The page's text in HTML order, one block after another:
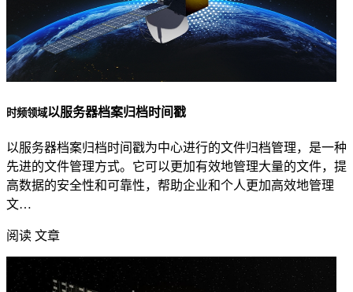
时频领域以服务器档案归档时间戳
以服务器档案归档时间戳为中心进行的文件归档管理，是一种
先进的文件管理方式。它可以更加有效地管理大量的文件，提
高数据的安全性和可靠性，帮助企业和个人更加高效地管理
文…
阅读 文章